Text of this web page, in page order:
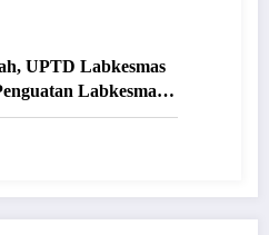
UPTD Labkesmas
Labkesmas